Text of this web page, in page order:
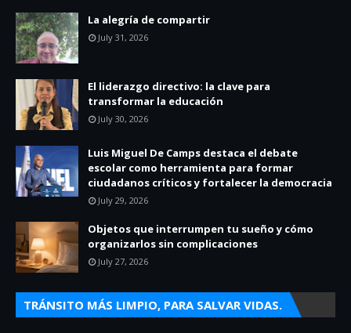
La alegría de compartir
July 31, 2026
El liderazgo directivo: la clave para
transformar la educación
July 30, 2026
Luis Miguel De Camps destaca el debate
escolar como herramienta para formar
ciudadanos críticos y fortalecer la democracia
July 29, 2026
Objetos que interrumpen tu sueño y cómo
organizarlos sin complicaciones
July 27, 2026
TRÁNSITO MÁS LIMPIO, PARA SALVAR VIDAS.